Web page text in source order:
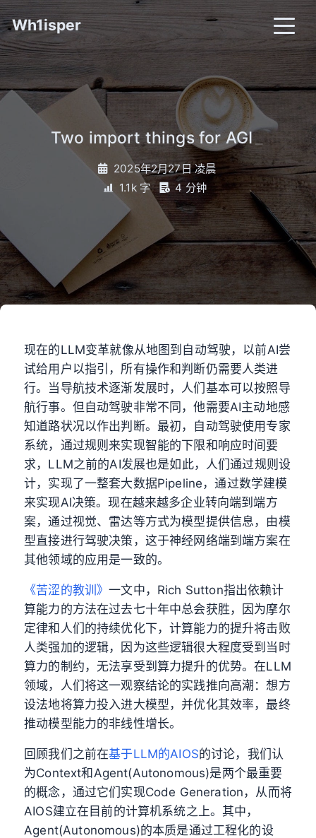
Wh1isper
Two import things for AGI _
2025年2月27日 凌晨
1.1k 字
4 分钟
现在的LLM变革就像从地图到自动驾驶，以前AI尝
试给用户以指引，所有操作和判断仍需要人类进
行。当导航技术逐渐发展时，人们基本可以按照导
航行事。但自动驾驶非常不同，他需要AI主动地感
知道路状况以作出判断。最初，自动驾驶使用专家
系统，通过规则来实现智能的下限和响应时间要
求，LLM之前的AI发展也是如此，人们通过规则设
计，实现了一整套大数据Pipeline，通过数学建模
来实现AI决策。现在越来越多企业转向端到端方
案，通过视觉、雷达等方式为模型提供信息，由模
型直接进行驾驶决策，这于神经网络端到端方案在
其他领域的应用是一致的。
《苦涩的教训》一文中，Rich Sutton指出依赖计
算能力的方法在过去七十年中总会获胜，因为摩尔
定律和人们的持续优化下，计算能力的提升将击败
人类强加的逻辑，因为这些逻辑很大程度受到当时
算力的制约，无法享受到算力提升的优势。在LLM
领域，人们将这一观察结论的实践推向高潮：想方
设法地将算力投入进大模型，并优化其效率，最终
推动模型能力的非线性增长。
回顾我们之前在基于LLM的AIOS的讨论，我们认
为Context和Agent(Autonomous)是两个最重要
的概念，通过它们实现Code Generation，从而将
AIOS建立在目前的计算机系统之上。其中，
Agent(Autonomous)的本质是通过工程化的设